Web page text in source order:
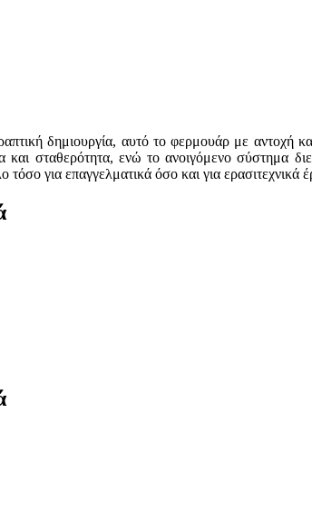
δημιουργία, αυτό το φερμουάρ με αντοχή
και σταθερότητα, ενώ το ανοιγόμενο σύστημα
τόσο για επαγγελματικά όσο και για ερασιτεχνικά